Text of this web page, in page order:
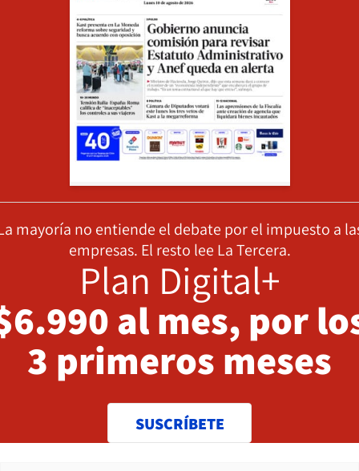
mayoría no entiende el debate por el impuesto a
empresas. El resto lee La Tercera.
Plan Digital+
al mes, por
3 primeros meses
SUSCRÍBETE